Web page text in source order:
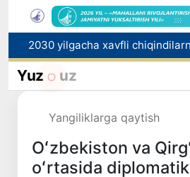
Yuz uz
Yangiliklarga qaytish
Oʻzbekiston va
oʻrtasida diplomatik